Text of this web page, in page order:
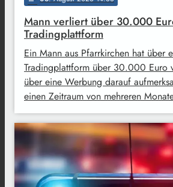
Mann verliert über 30.000
Tradingplattform
Ein Mann aus Pfarrkirchen hat über
Tradingplattform über 30.000 Euro
über eine Werbung darauf
einen Zeitraum von mehreren